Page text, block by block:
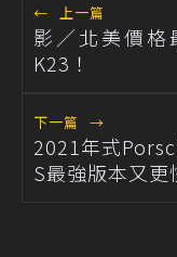
← 上一篇
影／北美價格
K23！
下一篇 →
2021年式
S最強版本又更